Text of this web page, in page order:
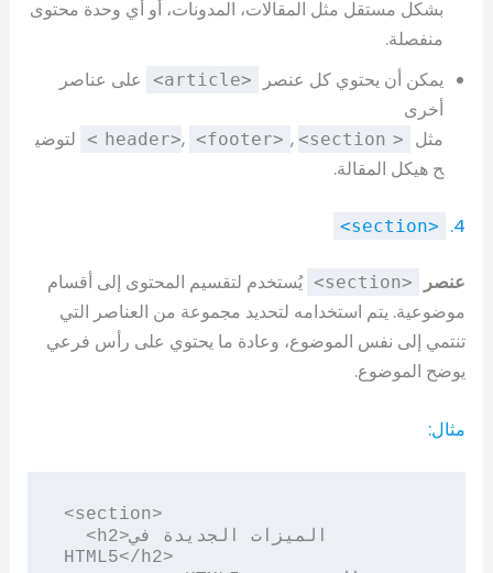
بشكل مستقل مثل المقالات، المدونات، أو أي وحدة محتوى
منفصلة.
يمكن أن يحتوي كل عنصر
<article>
على عناصر
أخرى
مثل
<header>
, <footer> , <section>
لتوضي
ح هيكل المقالة.
4.
<section>
عنصر <section>
يُستخدم لتقسيم المحتوى إلى أقسام
موضوعية. يتم استخدامه لتحديد مجموعة من العناصر التي
تنتمي إلى نفس الموضوع، وعادة ما يحتوي على رأس فرعي
يوضح الموضوع.
مثال:
<section>
HTML5</h2>